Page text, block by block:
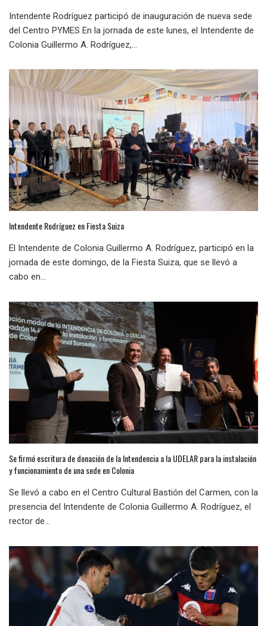
Intendente Rodríguez participó de inauguración de nueva sede
del Centro PYMES En la jornada de este lunes, el Intendente de
Colonia Guillermo A. Rodríguez,...
Intendente Rodríguez en Fiesta Suiza
El Intendente de Colonia Guillermo A. Rodríguez, participó en la
jornada de este domingo, de la Fiesta Suiza, que se llevó a
cabo en...
Se firmó escritura de donación de la Intendencia a la UDELAR para la instalación
y funcionamiento de una sede en Colonia
Se llevó a cabo en el Centro Cultural Bastión del Carmen, con la
presencia del Intendente de Colonia Guillermo A. Rodríguez, el
rector de...